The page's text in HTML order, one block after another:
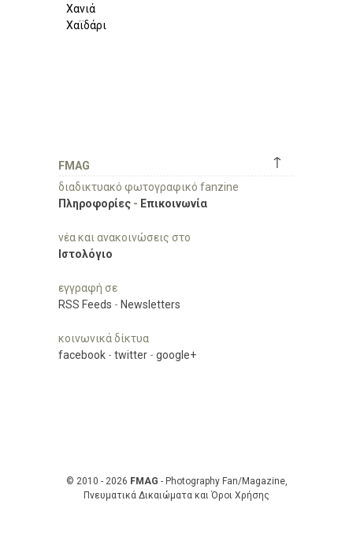
Χανιά
Χαϊδάρι
↑
FMAG
διαδικτυακό φωτογραφικό fanzine
Πληροφορίες - Επικοινωνία
νέα και ανακοινώσεις στο
Ιστολόγιο
εγγραφή σε
RSS Feeds - Newsletters
κοινωνικά δίκτυα
facebook - twitter - google+
© 2010 - 2026 FMAG - Photography Fan/Magazine,
Πνευματικά Δικαιώματα και Όροι Χρήσης